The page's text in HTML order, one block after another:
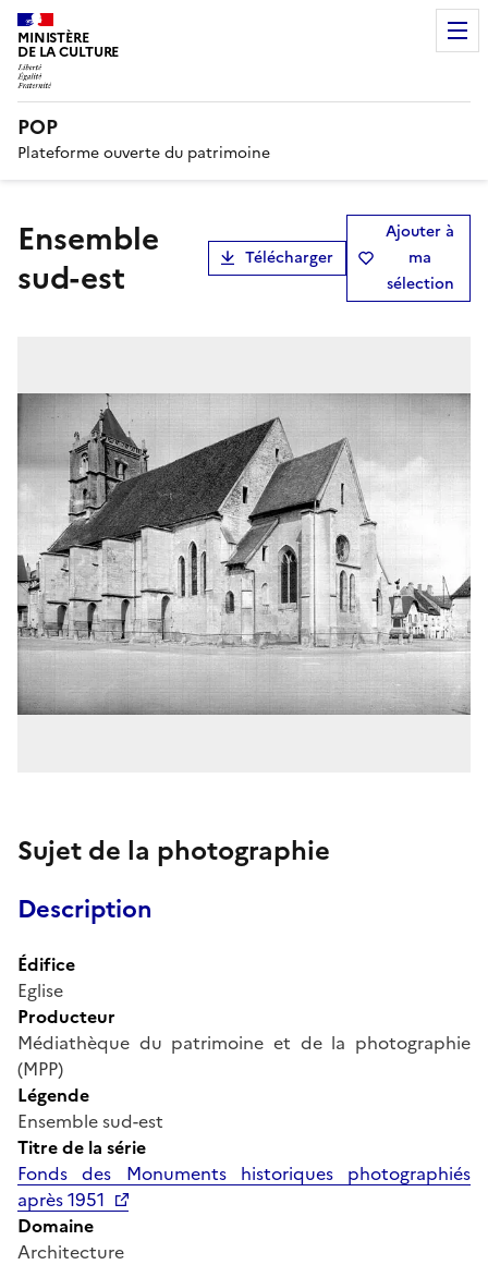
MINISTÈRE
DE LA CULTURE
POP
Plateforme ouverte du patrimoine
Ensemble
sud-est
Télécharger
Ajouter à
ma
sélection
Sujet de la photographie
Description
Édifice
Eglise
Producteur
Médiathèque du patrimoine et de la photographie
(MPP)
Légende
Ensemble sud-est
Titre de la série
Fonds des Monuments historiques photographiés
après 1951
Domaine
Architecture